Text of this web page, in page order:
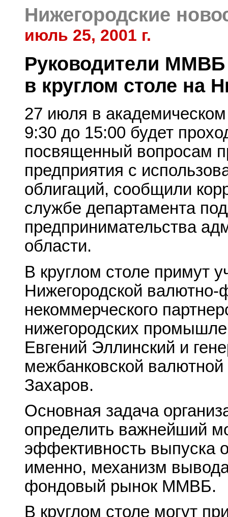
Нижегородские
июль 25, 2001 г.
Руководители
в круглом столе на
27 июля в
9:30 до 15:00 будет
посвященный вопросам
предприятия с
облигаций, сообщили
службе департамента
предпринимательства
области.
В круглом столе примут
Нижегородской
некоммерческого
нижегородских
Евгений Эллинский и
межбанковской
Захаров.
Основная задача
определить важнейший
эффективность выпуска
именно, механизм
фондовый рынок ММВБ.
В круглом столе могут